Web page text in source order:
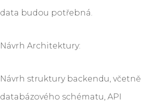
data budou potřebná.
Návrh Architektury:
Návrh struktury backendu, včetně
databázového schématu, API